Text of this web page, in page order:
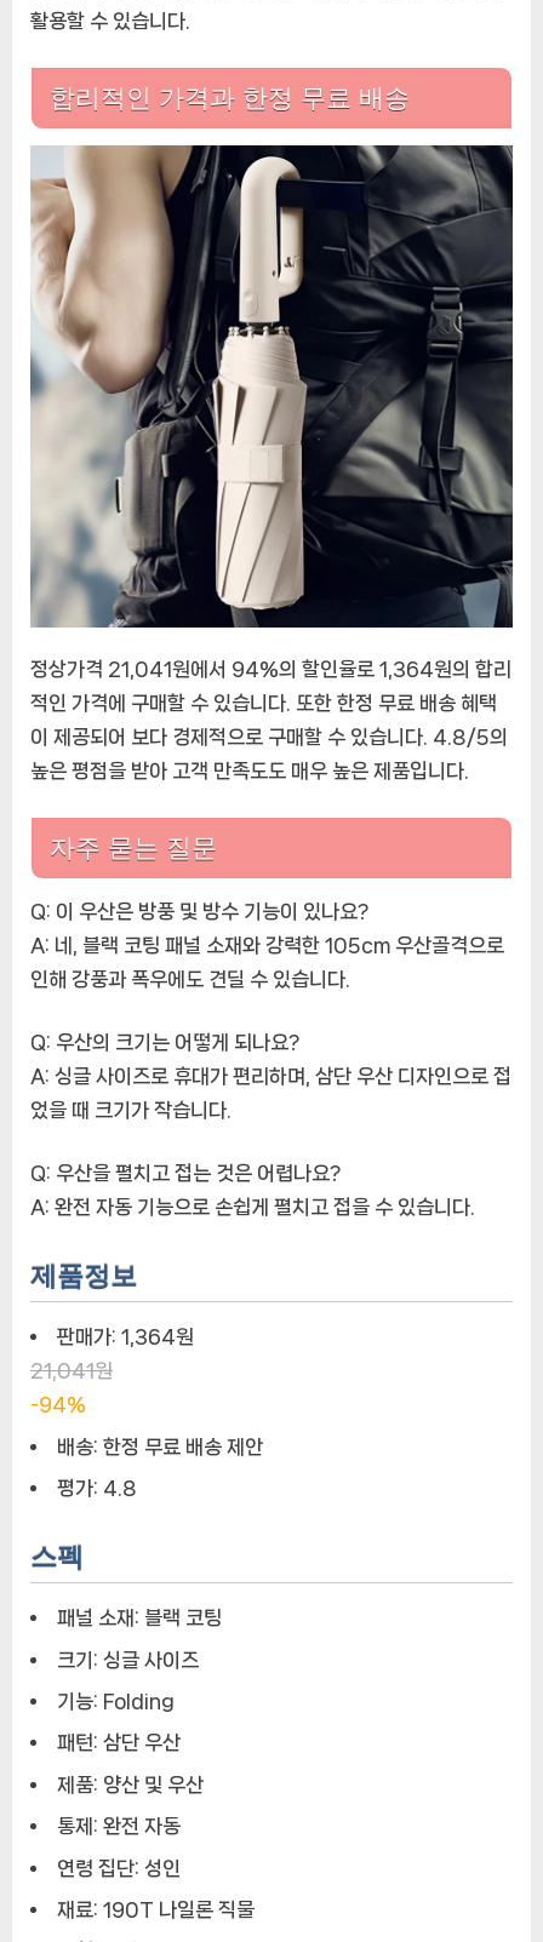
활용할 수 있습니다.
합리적인 가격과 한정 무료 배송
정상가격 21,041원에서 94%의 할인율로 1,364원의 합리
적인 가격에 구매할 수 있습니다. 또한 한정 무료 배송 혜택
이 제공되어 보다 경제적으로 구매할 수 있습니다. 4.8/5의
높은 평점을 받아 고객 만족도도 매우 높은 제품입니다.
자주 묻는 질문
Q: 이 우산은 방풍 및 방수 기능이 있나요?
A: 네, 블랙 코팅 패널 소재와 강력한 105cm 우산골격으로
인해 강풍과 폭우에도 견딜 수 있습니다.
Q: 우산의 크기는 어떻게 되나요?
A: 싱글 사이즈로 휴대가 편리하며, 삼단 우산 디자인으로 접
었을 때 크기가 작습니다.
Q: 우산을 펼치고 접는 것은 어렵나요?
A: 완전 자동 기능으로 손쉽게 펼치고 접을 수 있습니다.
제품정보
판매가: 1,364원
21,041원
-94%
배송: 한정 무료 배송 제안
평가: 4.8
스펙
패널 소재: 블랙 코팅
크기: 싱글 사이즈
기능: Folding
패턴: 삼단 우산
제품: 양산 및 우산
통제: 완전 자동
연령 집단: 성인
재료: 190T 나일론 직물